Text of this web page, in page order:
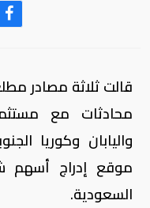
قالت ثلاثة مصادر
محادثات مع
واليابان وكوريا
موقع إدراج أسهم
السعودية.